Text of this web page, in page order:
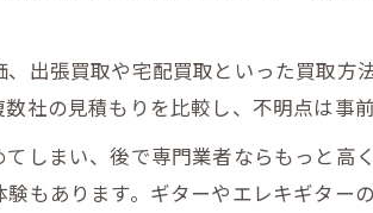
買取時の査定基準をプロ目線で紹介
ービスと高査定を両立するための工夫
や保存状態が買取価格に与える影響
出張買取や宅配買取といった買取方
社の見積もりを比較し、不明点は事
しまい、後で専門業者ならもっと高
もあります。ギターやエレキギター